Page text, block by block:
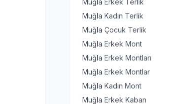
Muğla Erkek Terlik
Muğla Kadın Terlik
Muğla Çocuk Terlik
Muğla Erkek Mont
Muğla Erkek Montları
Muğla Erkek Montlar
Muğla Kadın Mont
Muğla Erkek Kaban